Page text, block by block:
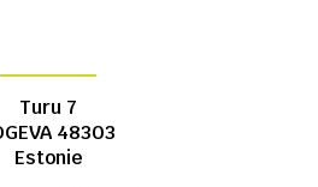
Turu 7
48303
Estonie